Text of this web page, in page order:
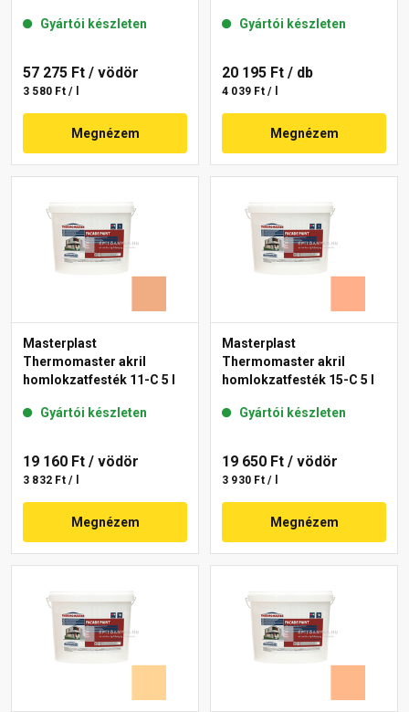
Gyártói készleten
57 275 Ft / vödör
3 580 Ft / l
Megnézem
Gyártói készleten
20 195 Ft / db
4 039 Ft / l
Megnézem
Masterplast
Thermomaster akril
homlokzatfesték 11-C 5 l
Gyártói készleten
19 160 Ft / vödör
3 832 Ft / l
Megnézem
Masterplast
Thermomaster akril
homlokzatfesték 15-C 5 l
Gyártói készleten
19 650 Ft / vödör
3 930 Ft / l
Megnézem